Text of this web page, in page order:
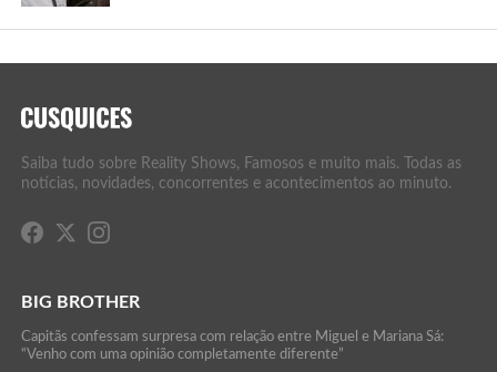
Saiba tudo sobre Reality Shows, Famosos e muito mais. Todas as
notícias, novidades, concorrentes e acontecimentos ao minuto.
BIG BROTHER
Capitãs confessam surpresa com relação entre Miguel e Mariana Sá:
“Venho com uma opinião completamente diferente”